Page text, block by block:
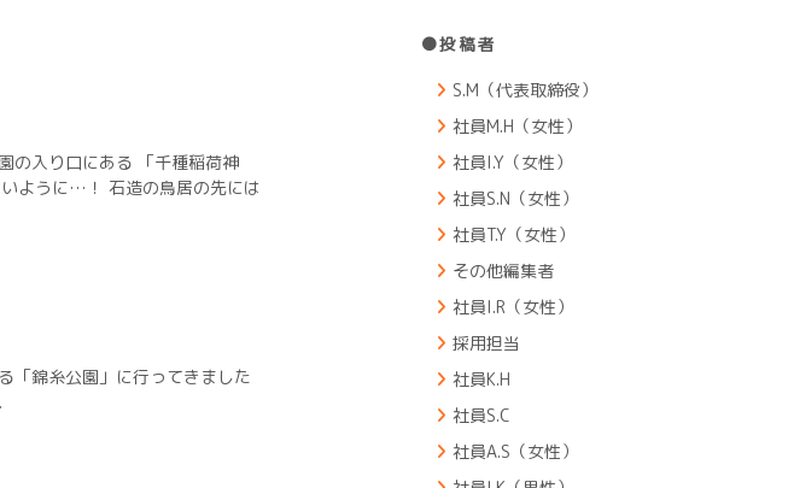
の入り口にある 「千種稲荷神
ように…！ 石造の鳥居の先には
「錦糸公園」に行ってきました
●投稿者
S.M（代表取締役）
社員M.H（女性）
社員I.Y（女性）
社員S.N（女性）
社員T.Y（女性）
その他編集者
社員I.R（女性）
採用担当
社員K.H
社員S.C
社員A.S（女性）